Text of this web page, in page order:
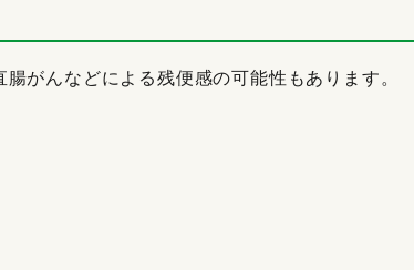
がんなどによる残便感の可能性もあります。